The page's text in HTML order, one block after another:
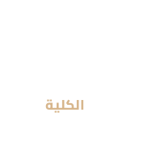
الكلية